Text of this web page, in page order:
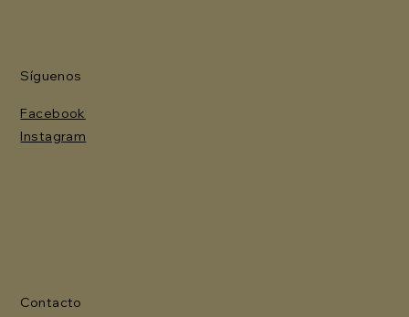
Síguenos
Facebook
Instagram
Contacto